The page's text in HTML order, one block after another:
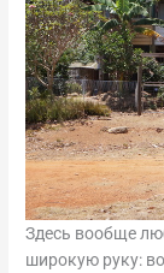
Здесь вообще
широкую руку: